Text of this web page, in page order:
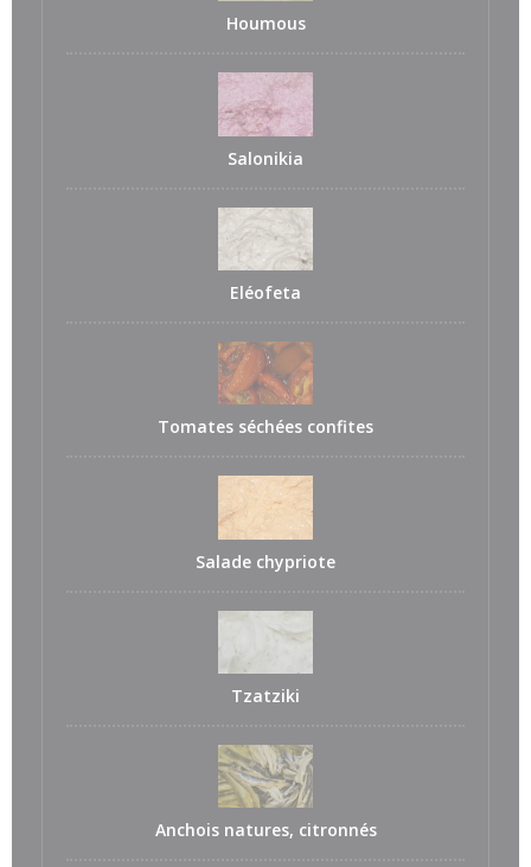
Houmous
Salonikia
Eléofeta
Tomates séchées confites
Salade chypriote
Tzatziki
Anchois natures, citronnés